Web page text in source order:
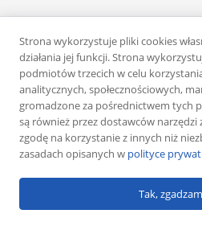
Copyright © 2026
Powered byKlub
Strona wykorzystuje pliki cookies
działania jej funkcji. Strona
podmiotów trzecich w celu
analitycznych, społecznościowych,
gromadzone za pośrednictwem tych
są również przez dostawców narzędzi
zgodę na korzystanie z innych niż
zasadach opisanych w polityce
Tak,